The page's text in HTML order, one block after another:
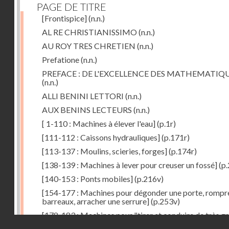
PAGE DE TITRE
[Frontispice](n.n.)
AL RE CHRISTIANISSIMO (n.n.)
AU ROY TRES CHRETIEN (n.n.)
Prefatione(n.n.)
PREFACE : DE L'EXCELLENCE DES
(n.n.)
ALLI BENINI LETTORI (n.n.)
AUX BENINS LECTEURS (n.n.)
[ 1-110 : Machines à élever l'eau](p.1r)
[111-112 : Caissons hydrauliques](p.171r)
[113-137 : Moulins, scieries, forges](p.174r)
[138-139 : Machines à lever pour creuser un fossé]
[140-153 : Ponts mobiles](p.216v)
[154-177 : Machines pour dégonder une porte,
barreaux, arracher une serrure](p.253v)
[178-183 : Machines pour "tirer et conduire de très